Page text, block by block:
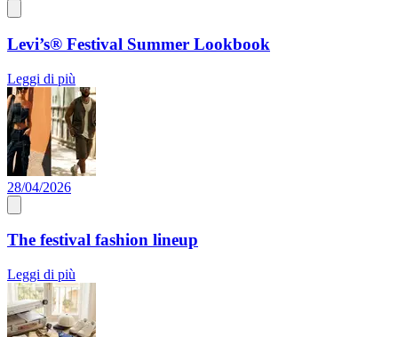
Levi’s® Festival Summer Lookbook
Leggi di più
28/04/2026
The festival fashion lineup
Leggi di più